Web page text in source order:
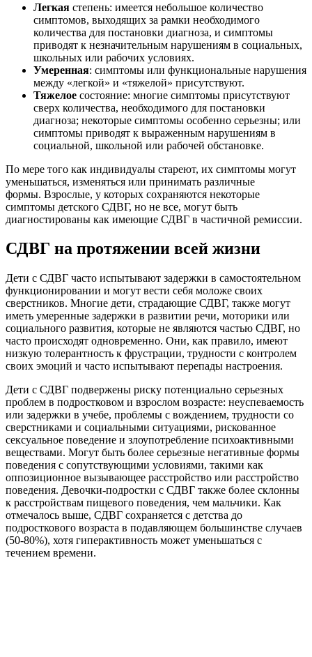
Легкая степень: имеется небольшое количество
симптомов, выходящих за рамки необходимого
количества для постановки диагноза, и симптомы
приводят к незначительным нарушениям в социальных,
школьных или рабочих условиях.
Умеренная: симптомы или функциональные нарушения
между «легкой» и «тяжелой» присутствуют.
Тяжелое состояние: многие симптомы присутствуют
сверх количества, необходимого для постановки
диагноза; некоторые симптомы особенно серьезны; или
симптомы приводят к выраженным нарушениям в
социальной, школьной или рабочей обстановке.
По мере того как индивидуалы стареют, их симптомы могут
уменьшаться, изменяться или принимать различные
формы. Взрослые, у которых сохраняются некоторые
симптомы детского СДВГ, но не все, могут быть
диагностированы как имеющие СДВГ в частичной ремиссии.
СДВГ на протяжении всей жизни
Дети с СДВГ часто испытывают задержки в самостоятельном
функционировании и могут вести себя моложе своих
сверстников. Многие дети, страдающие СДВГ, также могут
иметь умеренные задержки в развитии речи, моторики или
социального развития, которые не являются частью СДВГ, но
часто происходят одновременно. Они, как правило, имеют
низкую толерантность к фрустрации, трудности с контролем
своих эмоций и часто испытывают перепады настроения.
Дети с СДВГ подвержены риску потенциально серьезных
проблем в подростковом и взрослом возрасте: неуспеваемость
или задержки в учебе, проблемы с вождением, трудности со
сверстниками и социальными ситуациями, рискованное
сексуальное поведение и злоупотребление психоактивными
веществами. Могут быть более серьезные негативные формы
поведения с сопутствующими условиями, такими как
оппозиционное вызывающее расстройство или расстройство
поведения. Девочки-подростки с СДВГ также более склонны
к расстройствам пищевого поведения, чем мальчики. Как
отмечалось выше, СДВГ сохраняется с детства до
подросткового возраста в подавляющем большинстве случаев
(50-80%), хотя гиперактивность может уменьшаться с
течением времени.